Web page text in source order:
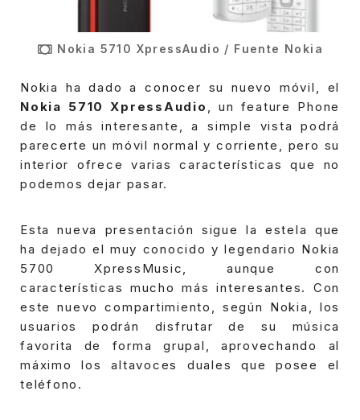
Nokia 5710 XpressAudio / Fuente Nokia
Nokia ha dado a conocer su nuevo móvil, el
Nokia 5710 XpressAudio
, un feature Phone
de lo más interesante, a simple vista podrá
parecerte un móvil normal y corriente, pero su
interior ofrece varias características que no
podemos dejar pasar.
Esta nueva presentación sigue la estela que
ha dejado el muy conocido y legendario Nokia
5700 XpressMusic, aunque con
características mucho más interesantes. Con
este nuevo compartimiento, según Nokia, los
usuarios podrán disfrutar de su música
favorita de forma grupal, aprovechando al
máximo los altavoces duales que posee el
teléfono.